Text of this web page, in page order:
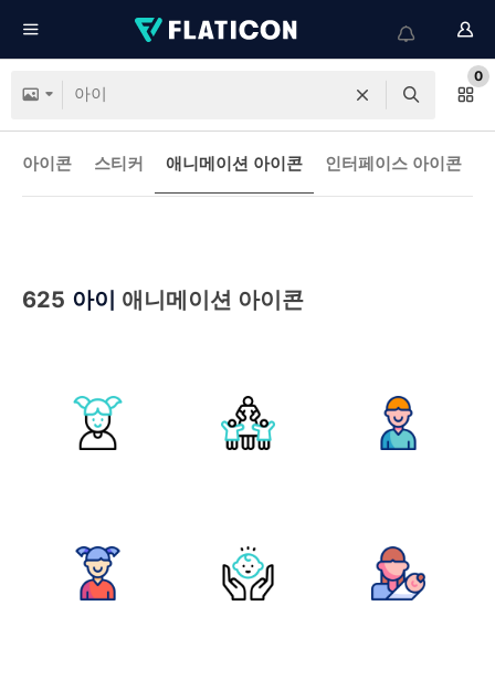
0
아이콘 스티커 애니메이션 아이콘 인터페이스 아이콘
625 아이 애니메이션 아이콘